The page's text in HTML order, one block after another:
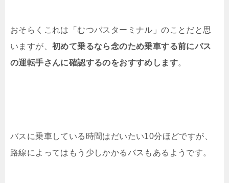
おそらくこれは「むつバスターミナル」のことだと思
いますが、 初めて乗るなら念のため乗車する前にバス
の運転手さんに確認するのをおすすめします。
バスに乗車している時間はだいたい10分ほどですが、
路線によってはもう少しかかるバスもあるようです。